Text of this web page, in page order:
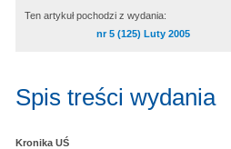
Ten artykuł pochodzi z wydania:
nr 5 (125) Luty 2005
Spis treści wydania
Kronika UŚ